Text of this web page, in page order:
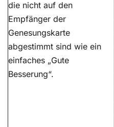
die nicht auf den
Empfänger der
Genesungskarte
abgestimmt sind wie ein
einfaches „Gute
Besserung“.